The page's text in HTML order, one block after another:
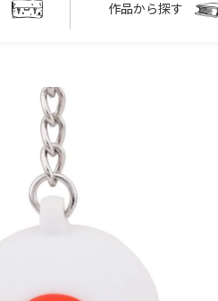
作品から探す